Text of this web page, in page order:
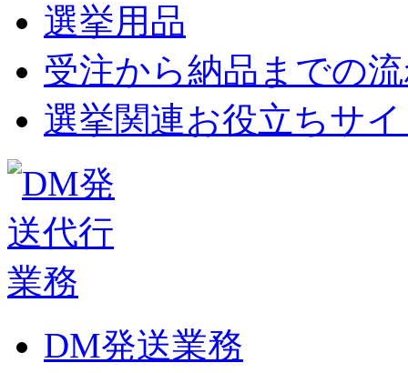
選挙用品
受注から納品までの
選挙関連お役立ちサ
DM発送業務